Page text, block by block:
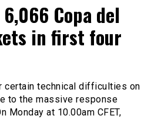
Copa del
in first four
certain technical difficulties on
to the massive response
Monday at 10.00am CFET,